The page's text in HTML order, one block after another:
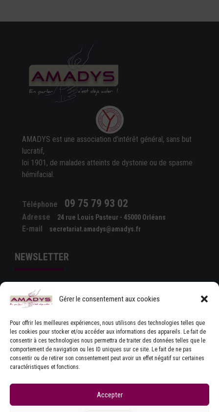
Gérer le consentement aux cookies
Pour offrir les meilleures expériences, nous utilisons des technologies telles que
les cookies pour stocker et/ou accéder aux informations des appareils. Le fait de
consentir à ces technologies nous permettra de traiter des données telles que le
comportement de navigation ou les ID uniques sur ce site. Le fait de ne pas
consentir ou de retirer son consentement peut avoir un effet négatif sur certaines
caractéristiques et fonctions.
Accepter
AMADYS est une association d'intérêt général, sans but
lucratif,
loi 1901, de malades atteints de dystonie ou de spasme
hémifacial.
Téléphone 09 75 79 93 02
Adresse 24 rue Louis Pasteur - 45000 Orléans
E-mail secretariat.amadys@amadys.fr
NEWSLETTER
J'ACCEPTE LES CONDITIONS GÉNÉRALES
D'UTILISATION